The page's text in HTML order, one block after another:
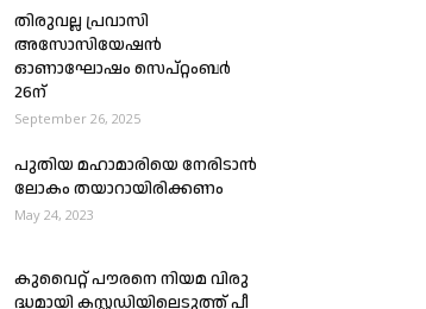
തിരുവല്ല പ്രവാസി
അസോസിയേഷൻ
ഓണാഘോഷം സെപ്റ്റംബർ
26ന്
September 26, 2025
പുതിയ മഹാമാരിയെ നേരിടാൻ
ലോകം തയാറായിരിക്കണം
May 24, 2023
കുവെെറ്റ് പൗരനെ നി​യ​മ വി​രു​
ദ്ധ​മാ​യി ക​സ്റ്റ​ഡി​യി​ലെ​ടു​ത്ത് പീ​